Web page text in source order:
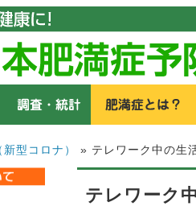
型コロナ） » テレワーク中の生
テレワーク